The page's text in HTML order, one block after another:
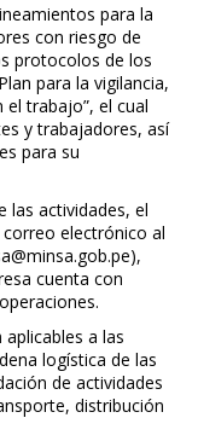
para la
con riesgo de
protocolos de los
para la vigilancia,
trabajo”, el cual
y trabajadores, así
para su
las actividades, el
electrónico al
),
cuenta con
a las
logística de las
de actividades
distribución